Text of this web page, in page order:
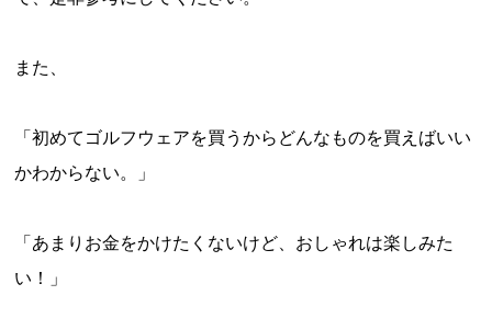
また、
「初めてゴルフウェアを買うからどんなものを買えばいい
かわからない。」
「あまりお金をかけたくないけど、おしゃれは楽しみた
い！」